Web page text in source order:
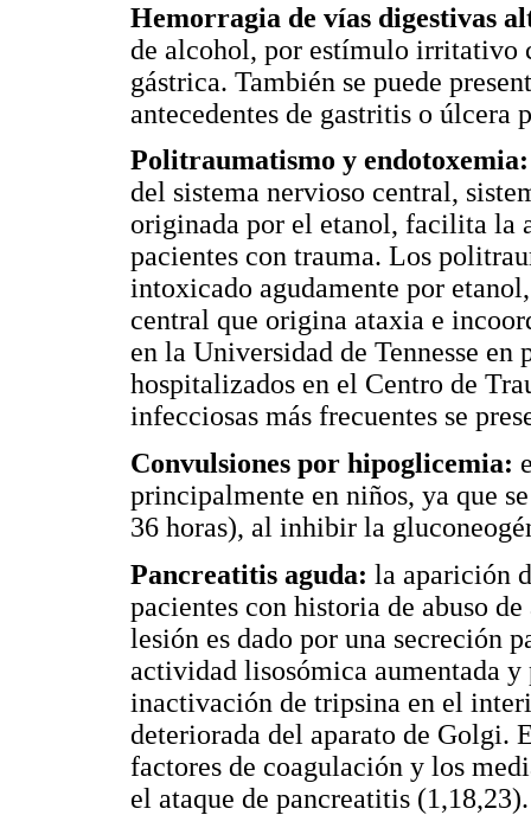
Hemorragia de vías digestivas
de alcohol, por estímulo irritativo
gástrica. También se puede
antecedentes de gastritis o úlcera
Politraumatismo y endotoxemia:
del sistema nervioso central,
originada por el etanol, facilita la
pacientes con trauma. Los
intoxicado agudamente por
central que origina ataxia e
en la Universidad de Tennesse
hospitalizados en el Centro de
infecciosas más frecuentes se
Convulsiones por hipoglicemia:
principalmente en niños, ya que
36 horas), al inhibir la
Pancreatitis aguda: la aparición
pacientes con historia de abuso
lesión es dado por una secreción
actividad lisosómica aumentada
inactivación de tripsina en el
deteriorada del aparato de Golgi.
factores de coagulación y los
el ataque de pancreatitis (1,18,23).